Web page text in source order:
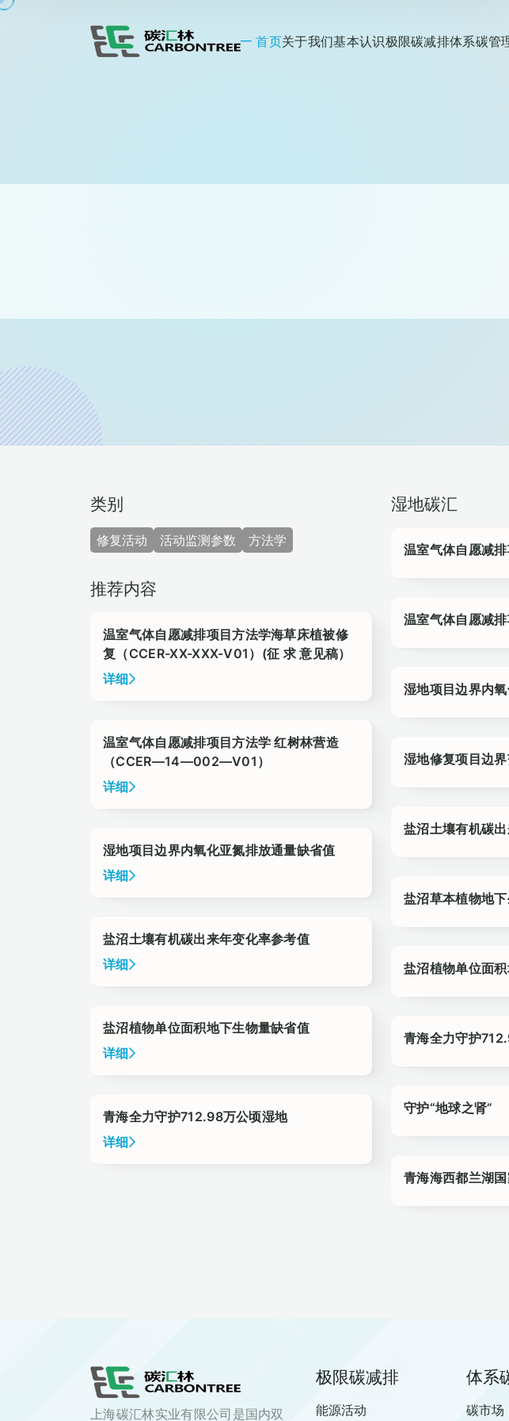
首页关于我们基本认识极限碳减排体系碳管
类别
修复活动 活动监测参数 方法学
推荐内容
温室气体自愿减排项目方法学海草床植被修
复（CCER-XX-XXX-V01）(征 求 意见稿）
详细
温室气体自愿减排项目方法学 红树林营造
（CCER—14—002—V01）
详细
湿地项目边界内氧化亚氮排放通量缺省值
详细
盐沼土壤有机碳出来年变化率参考值
详细
盐沼植物单位面积地下生物量缺省值
详细
青海全力守护712.98万公顷湿地
详细
湿地碳汇
温室气体自愿减
温室气体自愿减
湿地项目边界内
湿地修复项目边
盐沼土壤有机碳
盐沼草本植物地
盐沼植物单位面
青海全力守护
守护“地球之肾”
青海海西都兰湖
上海碳汇林实业有限公司是国内双
极限碳减排
能源活动
体系
碳市场